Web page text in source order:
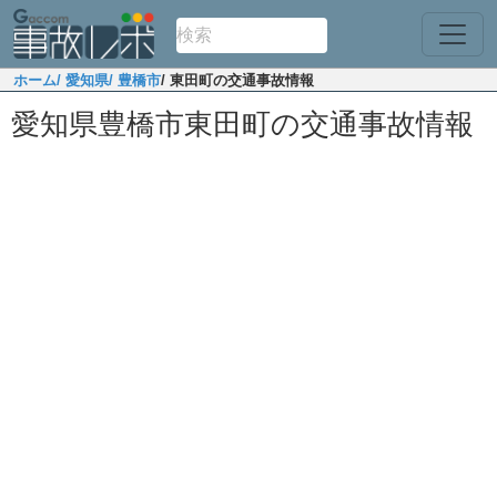
ホーム/ 愛知県/ 豊橋市/ 東田町の交通事故情報
愛知県豊橋市東田町の交通事故情報